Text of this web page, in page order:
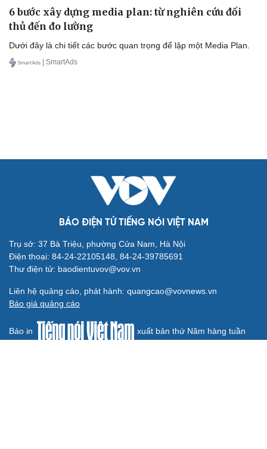
6 bước xây dựng media plan: từ nghiên cứu đối
thủ đến đo lường
Dưới đây là chi tiết các bước quan trọng để lập một Media Plan.
| SmartAds
BÁO ĐIỆN TỬ TIẾNG NÓI VIỆT NAM
Trụ sở: 37 Bà Triệu, phường Cửa Nam, Hà Nội
Điện thoại: 84-24-22105148, 84-24-39785691
Thư điện tử: baodientuvov@vov.vn
Liên hệ quảng cáo, phát hành: quangcao@vovnews.vn
Báo giá quảng cáo
Báo in xuất bản thứ Năm hàng tuần